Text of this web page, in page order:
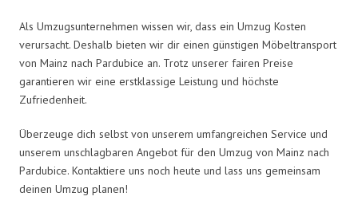
Als Umzugsunternehmen wissen wir, dass ein Umzug Kosten
verursacht. Deshalb bieten wir dir einen günstigen Möbeltransport
von Mainz nach Pardubice an. Trotz unserer fairen Preise
garantieren wir eine erstklassige Leistung und höchste
Zufriedenheit.
Überzeuge dich selbst von unserem umfangreichen Service und
unserem unschlagbaren Angebot für den Umzug von Mainz nach
Pardubice. Kontaktiere uns noch heute und lass uns gemeinsam
deinen Umzug planen!